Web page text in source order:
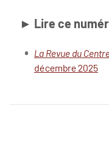
► Lire ce
La Revue du
décembre 2025